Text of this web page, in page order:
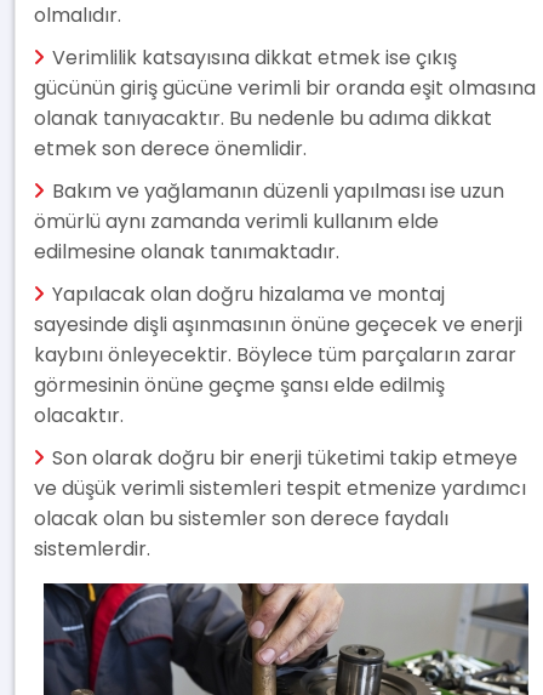
olmalıdır.
Verimlilik katsayısına dikkat etmek ise çıkış
gücünün giriş gücüne verimli bir oranda eşit olmasına
olanak tanıyacaktır. Bu nedenle bu adıma dikkat
etmek son derece önemlidir.
Bakım ve yağlamanın düzenli yapılması ise uzun
ömürlü aynı zamanda verimli kullanım elde
edilmesine olanak tanımaktadır.
Yapılacak olan doğru hizalama ve montaj
sayesinde dişli aşınmasının önüne geçecek ve enerji
kaybını önleyecektir. Böylece tüm parçaların zarar
görmesinin önüne geçme şansı elde edilmiş
olacaktır.
Son olarak doğru bir enerji tüketimi takip etmeye
ve düşük verimli sistemleri tespit etmenize yardımcı
olacak olan bu sistemler son derece faydalı
sistemlerdir.